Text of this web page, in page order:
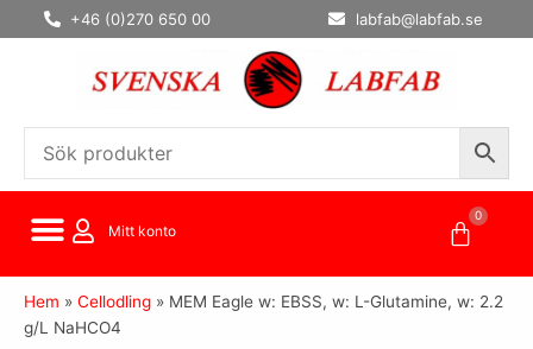
Hoppa
till
+46 (0)270 650 00 labfab@labfab.se
Mitt konto
0
Hem » Cellodling » MEM Eagle w: EBSS, w: L-Glutamine, w: 2.2
g/L NaHCO4